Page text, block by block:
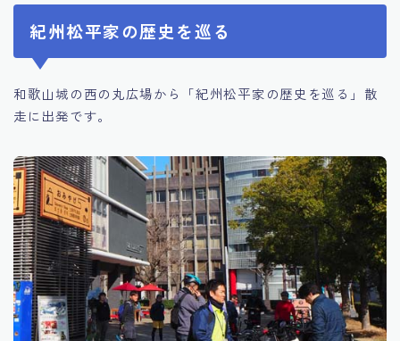
紀州松平家の歴史を巡る
和歌山城の西の丸広場から「紀州松平家の歴史を巡る」散
走に出発です。